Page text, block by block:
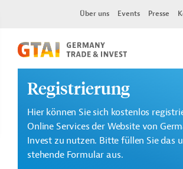
Über uns Events Presse
Registrierung
Hier können Sie sich kostenlos
Online Services der Website von
Invest zu nutzen. Bitte füllen Sie das
stehende Formular aus.